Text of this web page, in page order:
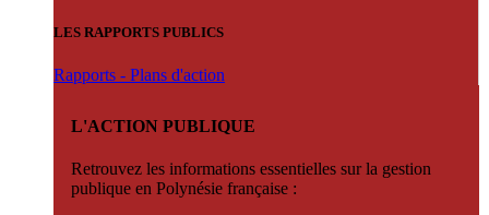
LES RAPPORTS PUBLICS
Rapports - Plans d'action
L'ACTION PUBLIQUE
Retrouvez les informations essentielles sur la gestion
publique en Polynésie française :